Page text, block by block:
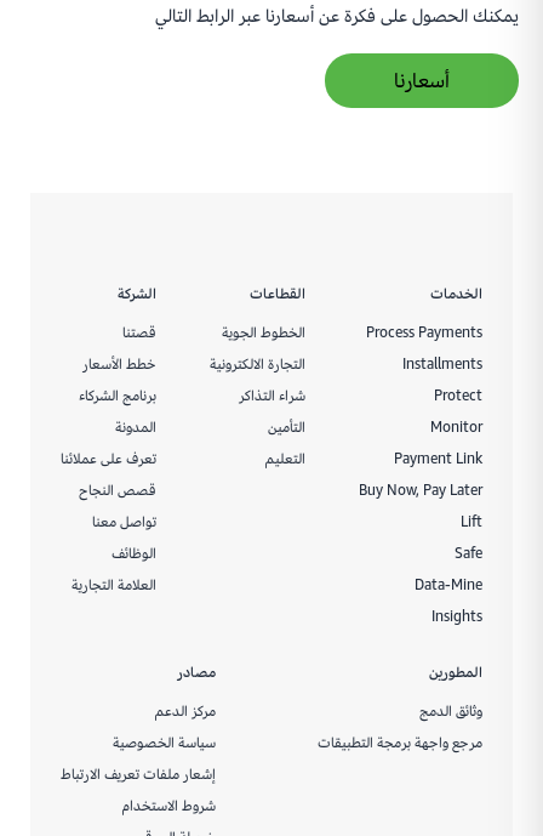
يمكنك الحصول على فكرة عن أسعارنا عبر الرابط التالي
أسعارنا
الخدمات
Process Payments
Installments
Protect
Monitor
Payment Link
Buy Now, Pay Later
Lift
Safe
Data-Mine
Insights
القطاعات
الخطوط الجوية
التجارة الالكترونية
شراء التذاكر
التأمين
التعليم
الشركة
قصتنا
خطط الأسعار
برنامج الشركاء
المدونة
تعرف على عملائنا
قصص النجاح
تواصل معنا
الوظائف
العلامة التجارية
المطورين
وثائق الدمج
مرجع واجهة برمجة التطبيقات
مصادر
مركز الدعم
سياسة الخصوصية
إشعار ملفات تعريف الارتباط
شروط الاستخدام